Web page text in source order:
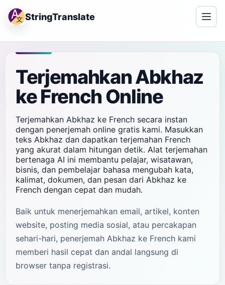
StringTranslate
Terjemahkan Abkhaz
ke French Online
Terjemahkan Abkhaz ke French secara instan
dengan penerjemah online gratis kami. Masukkan
teks Abkhaz dan dapatkan terjemahan French
yang akurat dalam hitungan detik. Alat terjemahan
bertenaga AI ini membantu pelajar, wisatawan,
bisnis, dan pembelajar bahasa mengubah kata,
kalimat, dokumen, dan pesan dari Abkhaz ke
French dengan cepat dan mudah.
Baik untuk menerjemahkan email, artikel, konten
website, posting media sosial, atau percakapan
sehari-hari, penerjemah Abkhaz ke French kami
memberi hasil cepat dan andal langsung di
browser tanpa registrasi.